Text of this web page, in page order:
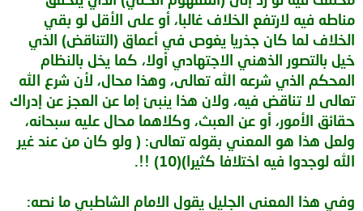
مناطه فيه لارتفع الخلاف غالبا، أو على الأقل لو بقي
الخلاف لما كان جذريا يغوص في أعماق (التناقض) الذي
خيل بالتصور الذهني الاجتهادي أولا، كما يخل بالنظام
المحكم الذي شرعه الله تعالى، وهذا محال، لأن شرع الله
تعالى لا تناقض فيه، ولان هذا ينبئ إما عن العجز عن إدراك
حقائق الأمور، أو عن العبث، وكلاهما محال عليه سبحانه،
ولعل هذا هو المعني بقوله تعالى: ( ولو كان من عند غير
الله لوجدوا فيه اختلافا كثيرا)(10) !!.
وفي هذا المعنى الجليل يقول الامام الشاطبي ما نصه: